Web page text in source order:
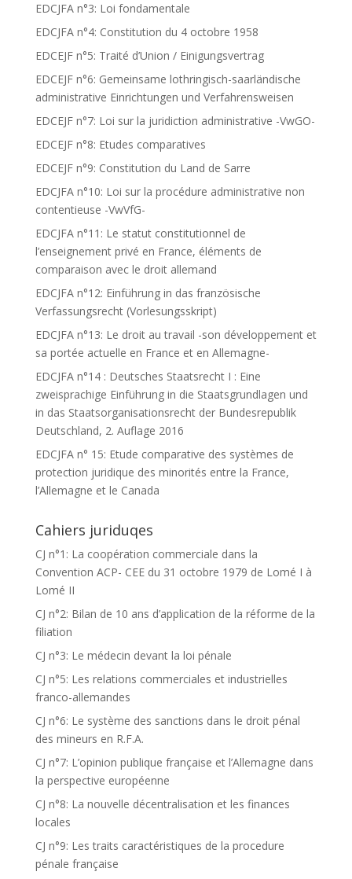
EDCJFA n°3: Loi fondamentale
EDCJFA n°4: Constitution du 4 octobre 1958
EDCEJF n°5: Traité d’Union / Einigungsvertrag
EDCEJF n°6: Gemeinsame lothringisch-saarländische
administrative Einrichtungen und Verfahrensweisen
EDCEJF n°7: Loi sur la juridiction administrative -VwGO-
EDCEJF n°8: Etudes comparatives
EDCEJF n°9: Constitution du Land de Sarre
EDCJFA n°10: Loi sur la procédure administrative non
contentieuse -VwVfG-
EDCJFA n°11: Le statut constitutionnel de
l’enseignement privé en France, éléments de
comparaison avec le droit allemand
EDCJFA n°12: Einführung in das französische
Verfassungsrecht (Vorlesungsskript)
EDCJFA n°13: Le droit au travail -son développement et
sa portée actuelle en France et en Allemagne-
EDCJFA n°14 : Deutsches Staatsrecht I : Eine
zweisprachige Einführung in die Staatsgrundlagen und
in das Staatsorganisationsrecht der Bundesrepublik
Deutschland, 2. Auflage 2016
EDCJFA n° 15: Etude comparative des systèmes de
protection juridique des minorités entre la France,
l’Allemagne et le Canada
Cahiers juriduqes
CJ n°1: La coopération commerciale dans la
Convention ACP- CEE du 31 octobre 1979 de Lomé I à
Lomé II
CJ n°2: Bilan de 10 ans d’application de la réforme de la
filiation
CJ n°3: Le médecin devant la loi pénale
CJ n°5: Les relations commerciales et industrielles
franco-allemandes
CJ n°6: Le système des sanctions dans le droit pénal
des mineurs en R.F.A.
CJ n°7: L’opinion publique française et l’Allemagne dans
la perspective européenne
CJ n°8: La nouvelle décentralisation et les finances
locales
CJ n°9: Les traits caractéristiques de la procedure
pénale française